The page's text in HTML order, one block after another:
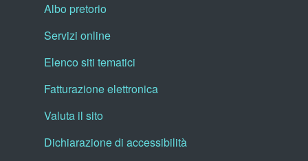
Albo pretorio
Servizi online
Elenco siti tematici
Fatturazione elettronica
Valuta il sito
Dichiarazione di accessibilità